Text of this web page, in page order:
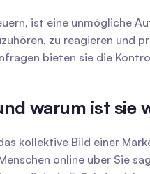
ist eine unmögliche
zu reagieren und
bieten sie die
warum ist sie
kollektive Bild einer
online über Sie